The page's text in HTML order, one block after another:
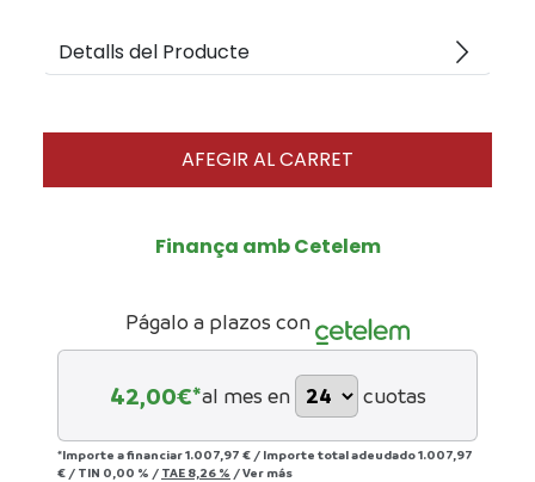
Detalls del Producte arrow_forward_ios
AFEGIR AL CARRET
Finança amb Cetelem
Págalo a plazos con
42,00€*al mes en cuotas
*Importe a financiar1.007,97 € / Importe total adeudado1.007,97
€ / TIN 0,00 % / TAE 8,26 % /Ver más